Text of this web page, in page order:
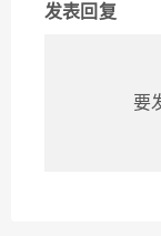
发表回复
要